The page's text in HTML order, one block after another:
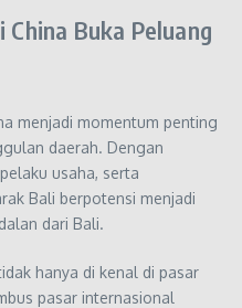
Buka Peluang
menjadi momentum penting
daerah. Dengan
usaha, serta
Bali berpotensi menjadi
dari Bali.
hanya di kenal di pasar
pasar internasional